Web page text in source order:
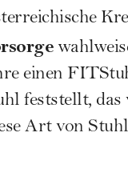
einen
feststellt, das
Art von